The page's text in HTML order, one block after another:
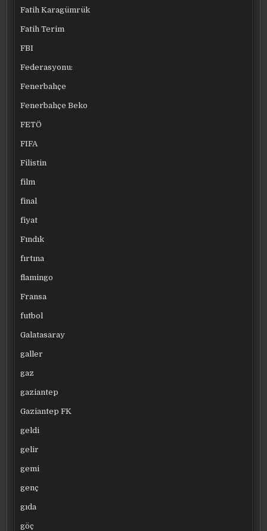
Fatih Karagümrük
Fatih Terim
FBI
Federasyonu:
Fenerbahçe
Fenerbahçe Beko
FETÖ
FIFA
Filistin
film
final
fiyat
Fındık
fırtına
flamingo
Fransa
futbol
Galatasaray
galler
gaz
gaziantep
Gaziantep FK
geldi
gelir
gemi
genç
gıda
göç